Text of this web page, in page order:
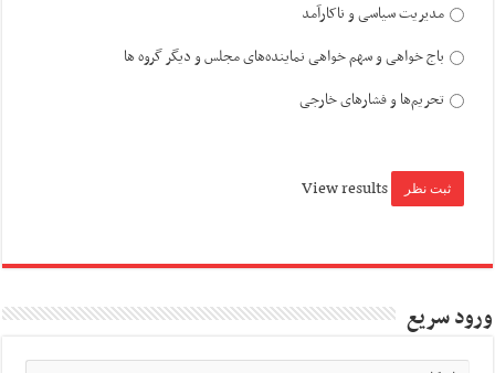
مدیریت سیاسی و ناکارآمد
باج خواهی و سهم خواهی نماینده‌های مجلس و دیگر گروه ها
تحریم‌ها و فشارهای خارجی
View results
ورود سریع